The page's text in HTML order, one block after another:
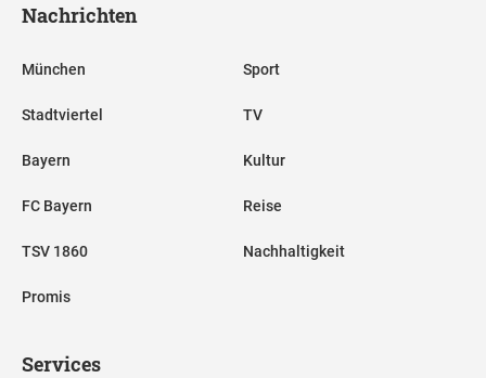
Nachrichten
München
Stadtviertel
Bayern
FC Bayern
TSV 1860
Promis
Sport
TV
Kultur
Reise
Nachhaltigkeit
Services